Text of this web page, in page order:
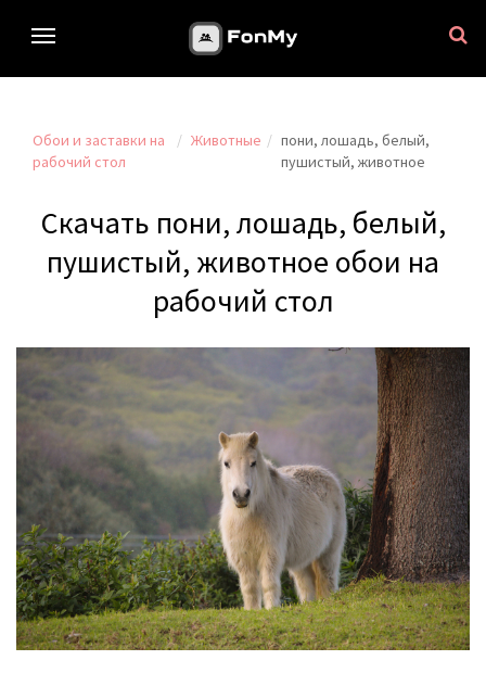
Обои и заставки на
рабочий стол
Животные
пони, лошадь, белый,
пушистый, животное
Скачать пони, лошадь, белый,
пушистый, животное обои на
рабочий стол